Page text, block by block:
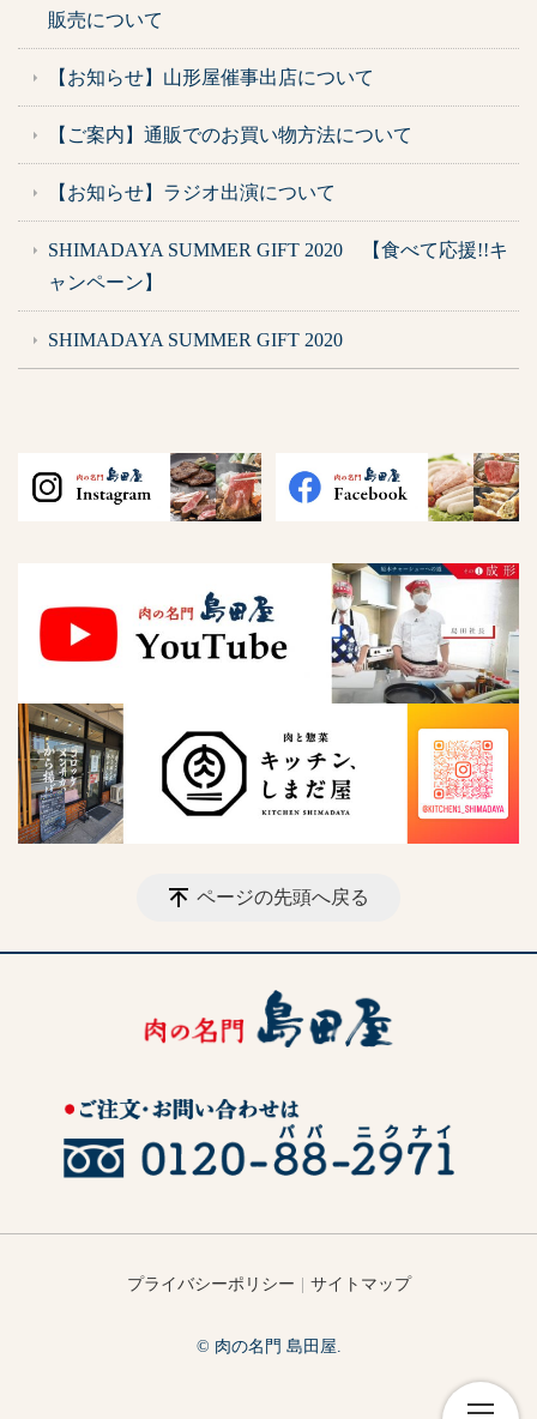
販売について
【お知らせ】山形屋催事出店について
【ご案内】通販でのお買い物方法について
【お知らせ】ラジオ出演について
SHIMADAYA SUMMER GIFT 2020 【食べて応援!!キ
ャンペーン】
SHIMADAYA SUMMER GIFT 2020
ページの先頭へ戻る
プライバシーポリシー サイトマップ
© 肉の名門 島田屋.